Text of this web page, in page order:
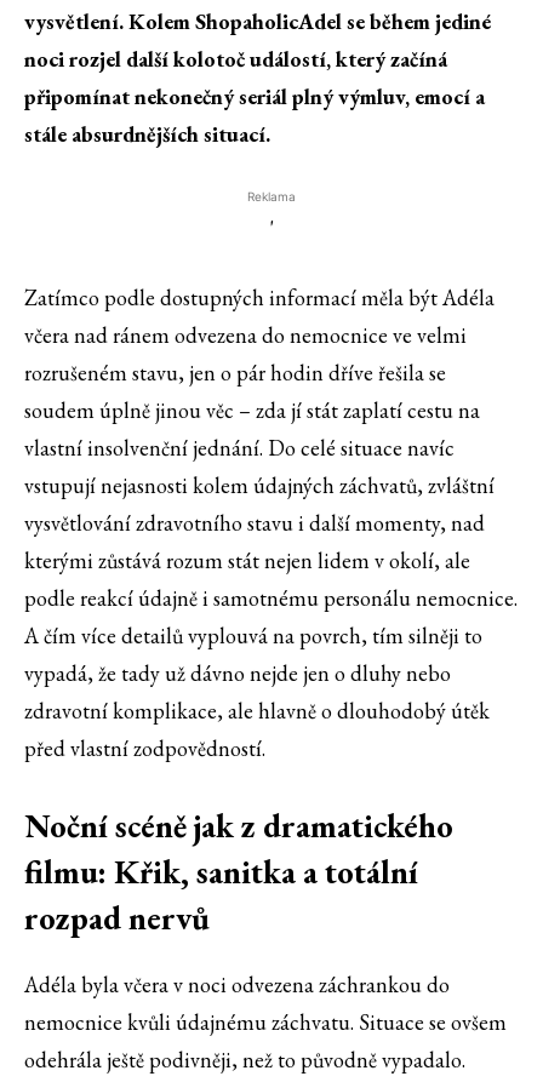
vysvětlení. Kolem ShopaholicAdel se během jediné
noci rozjel další kolotoč událostí, který začíná
připomínat nekonečný seriál plný výmluv, emocí a
stále absurdnějších situací.
Reklama
'
Zatímco podle dostupných informací měla být Adéla
včera nad ránem odvezena do nemocnice ve velmi
rozrušeném stavu, jen o pár hodin dříve řešila se
soudem úplně jinou věc – zda jí stát zaplatí cestu na
vlastní insolvenční jednání. Do celé situace navíc
vstupují nejasnosti kolem údajných záchvatů, zvláštní
vysvětlování zdravotního stavu i další momenty, nad
kterými zůstává rozum stát nejen lidem v okolí, ale
podle reakcí údajně i samotnému personálu nemocnice.
A čím více detailů vyplouvá na povrch, tím silněji to
vypadá, že tady už dávno nejde jen o dluhy nebo
zdravotní komplikace, ale hlavně o dlouhodobý útěk
před vlastní zodpovědností.
Noční scéně jak z dramatického
filmu: Křik, sanitka a totální
rozpad nervů
Adéla byla včera v noci odvezena záchrankou do
nemocnice kvůli údajnému záchvatu. Situace se ovšem
odehrála ještě podivněji, než to původně vypadalo.